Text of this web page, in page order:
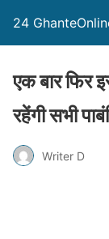
24
एक बार फिर
रहेंगी सभी
Writer D